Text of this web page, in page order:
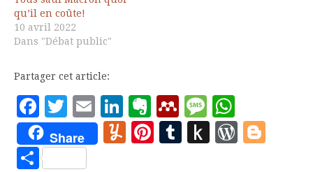
alternatives du second
tour, aussi
insatisfaisantes…
qu’il en coûte!
10 avril 2022
Dans "Débat public"
Partager cet article:
Facebook
Twitter
EmailLinkedIn
Evernote
Mendeley
Message
Share Yummly
Pinterest
Tumblr
Push
Partager